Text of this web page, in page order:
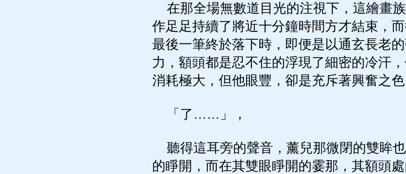
在那全場無數道目光的注視下，這繪畫
作足足持續了將近十分鐘時間方才結束，
最後一筆終於落下時，即便是以通玄長老
力，額頭都是忍不住的浮現了細密的冷汗
消耗極大，但他眼豐，卻是充斥著興奮之色
「了……」，
聽得這耳旁的聲音，薰兒那微閉的雙眸
的睜開，而在其雙眼睜開的霎那，其額頭